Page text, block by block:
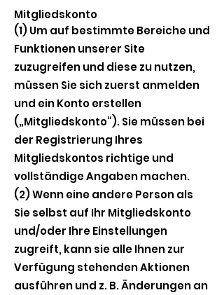
Mitgliedskonto
(1) Um auf bestimmte Bereiche und
Funktionen unserer Site
zuzugreifen und diese zu nutzen,
müssen Sie sich zuerst anmelden
und ein Konto erstellen
(„Mitgliedskonto“). Sie müssen bei
der Registrierung Ihres
Mitgliedskontos richtige und
vollständige Angaben machen.
(2) Wenn eine andere Person als
Sie selbst auf Ihr Mitgliedskonto
und/oder Ihre Einstellungen
zugreift, kann sie alle Ihnen zur
Verfügung stehenden Aktionen
ausführen und z. B. Änderungen an